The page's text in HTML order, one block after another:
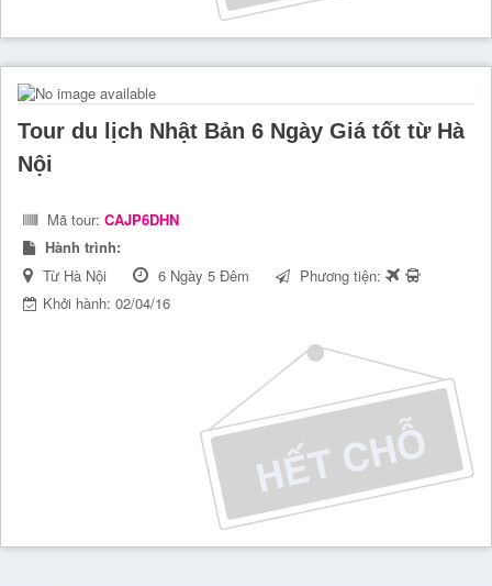
Tour du lịch Nhật Bản 6 Ngày Giá tốt từ Hà
Nội
Mã tour: CAJP6DHN
Hành trình:
Từ Hà Nội
6 Ngày 5 Đêm
Phương tiện:
Khởi hành: 02/04/16